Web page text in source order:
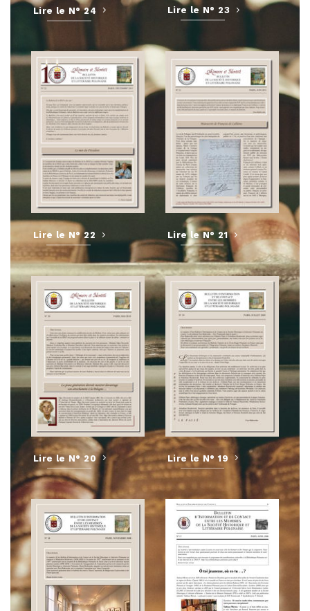
Lire le N° 24 Lire le N° 23
Lire le N° 22 Lire le N° 21
Lire le N° 20 Lire le N° 19